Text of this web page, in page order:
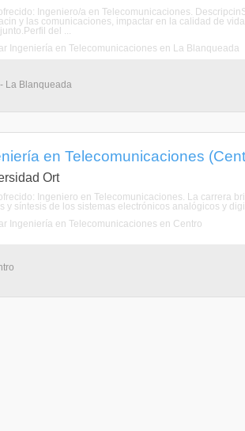
Ingeniero/a en Telecomunicaciones.
y las comunicaciones, impactar en la calidad de
del ...
Ingeniería en Telecomunicaciones en La Blanqueada
La Blanqueada
en Telecomunicaciones
Ort
Ingeniero en Telecomunicaciones. La carrera
y síntesis de los sistemas electrónicos analógicos y
Ingeniería en Telecomunicaciones en Centro